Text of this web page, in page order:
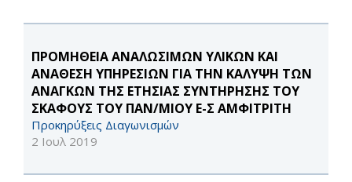
ΠΡΟΜΗΘΕΙΑ ΑΝΑΛΩΣΙΜΩΝ ΥΛΙΚΩΝ ΚΑΙ
ΑΝΑΘΕΣΗ ΥΠΗΡΕΣΙΩΝ ΓΙΑ ΤΗΝ ΚΑΛΥΨΗ ΤΩΝ
ΑΝΑΓΚΩΝ ΤΗΣ ΕΤΗΣΙΑΣ ΣΥΝΤΗΡΗΣΗΣ ΤΟΥ
ΣΚΑΦΟΥΣ ΤΟΥ ΠΑΝ/ΜΙΟΥ Ε-Σ ΑΜΦΙΤΡΙΤΗ
Προκηρύξεις Διαγωνισμών
2 Ιουλ 2019